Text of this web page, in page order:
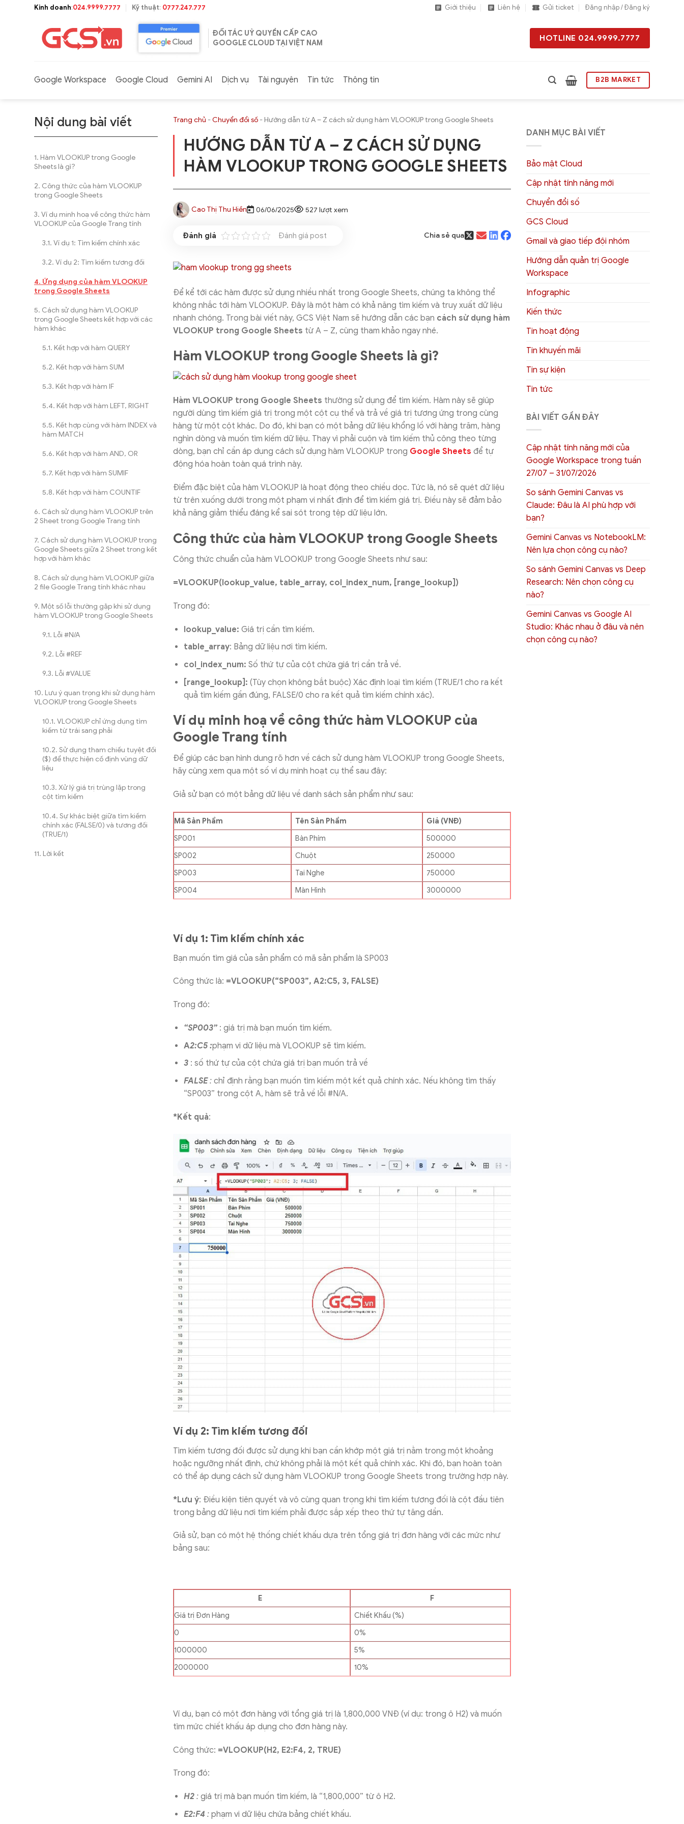
Kinh doanh:024.9999.7777 Kỹ thuật: 0777.247.777 Giới thiệu Liên hệ Gửi ticket Đăng nhập / Đăng ký
ĐỐI TÁC UỶ QUYỀN CẤP CAO
GOOGLE CLOUD TẠI VIỆT NAM
HOTLINE 024.9999.7777
Google Workspace Google Cloud Gemini AI Dịch vụ Tài nguyên Tin tức Thông tin B2B MARKET
Nội dung bài viết
Hàm VLOOKUP trong Google
Sheets là gì?
Công thức của hàm VLOOKUP
trong Google Sheets
Ví dụ minh hoạ về công thức hàm
VLOOKUP của Google Trang tính
Ví dụ 1: Tìm kiếm chính xác
Ví dụ 2: Tìm kiếm tương đối
Ứng dụng của hàm VLOOKUP
trong Google Sheets
Cách sử dụng hàm VLOOKUP
trong Google Sheets kết hợp với các
hàm khác
Kết hợp với hàm QUERY
Kết hợp với hàm SUM
Kết hợp với hàm IF
Kết hợp với hàm LEFT, RIGHT
Kết hợp cùng với hàm INDEX và
hàm MATCH
Kết hợp với hàm AND, OR
Kết hợp với hàm SUMIF
Kết hợp với hàm COUNTIF
Cách sử dụng hàm VLOOKUP trên
2 Sheet trong Google Trang tính
Cách sử dụng hàm VLOOKUP trong
Google Sheets giữa 2 Sheet trong kết
hợp với hàm khác
Cách sử dụng hàm VLOOKUP giữa
2 file Google Trang tính khác nhau
Một số lỗi thường gặp khi sử dụng
hàm VLOOKUP trong Google Sheets
Lỗi #N/A
Lỗi #REF
Lỗi #VALUE
Lưu ý quan trọng khi sử dụng hàm
VLOOKUP trong Google Sheets
VLOOKUP chỉ ứng dụng tìm
kiếm từ trái sang phải
Sử dụng tham chiếu tuyệt đối
($) để thực hiện cố định vùng dữ
liệu
Xử lý giá trị trùng lặp trong
cột tìm kiếm
Sự khác biệt giữa tìm kiếm
chính xác (FALSE/0) và tương đối
(TRUE/1)
Lời kết
Trang chủ -Chuyển đổi số-Hướng dẫn từ A – Z cách sử dụng hàm VLOOKUP trong Google Sheets
HƯỚNG DẪN TỪ A – Z CÁCH SỬ DỤNG
HÀM VLOOKUP TRONG GOOGLE SHEETS
Cao Thị Thu Hiền 06/06/2025 527 lượt xem
Đánh giá post Chia sẻ qua
Để kể tới các hàm được sử dụng nhiều nhất trong Google Sheets, chúng ta không thể
không nhắc tới hàm VLOOKUP. Đây là một hàm có khả năng tìm kiếm và truy xuất dữ liệu
nhanh chóng. Trong bài viết này, GCS Việt Nam sẽ hướng dẫn các bạn cách sử dụng hàm
VLOOKUP trong Google Sheets từ A – Z, cùng tham khảo ngay nhé.
Hàm VLOOKUP trong Google Sheets là gì?
Hàm VLOOKUP trong Google Sheets thường sử dụng để tìm kiếm. Hàm này sẽ giúp
người dùng tìm kiếm giá trị trong một cột cụ thể và trả về giá trị tương ứng trong cùng
hàng từ một cột khác. Do đó, khi bạn có một bảng dữ liệu khổng lồ với hàng trăm, hàng
nghìn dòng và muốn tìm kiếm dữ liệu. Thay vì phải cuộn và tìm kiếm thủ công theo từng
dòng, bạn chỉ cần áp dụng cách sử dụng hàm VLOOKUP trong Google Sheets để tự
động hóa hoàn toàn quá trình này.
Điểm đặc biệt của hàm VLOOKUP là hoạt động theo chiều dọc. Tức là, nó sẽ quét dữ liệu
từ trên xuống dưới trong một phạm vi nhất định để tìm kiếm giá trị. Điều này sẽ đảm bảo
khả năng giảm thiểu đáng kể sai sót trong tệp dữ liệu lớn.
Công thức của hàm VLOOKUP trong Google Sheets
Công thức chuẩn của hàm VLOOKUP trong Google Sheets như sau:
=VLOOKUP(lookup_value, table_array, col_index_num, [range_lookup])
Trong đó:
lookup_value: Giá trị cần tìm kiếm.
table_array: Bảng dữ liệu nơi tìm kiếm.
col_index_num: Số thứ tự của cột chứa giá trị cần trả về.
[range_lookup]: (Tùy chọn không bắt buộc) Xác định loại tìm kiếm (TRUE/1 cho ra kết
quả tìm kiếm gần đúng, FALSE/0 cho ra kết quả tìm kiếm chính xác).
Ví dụ minh hoạ về công thức hàm VLOOKUP của
Google Trang tính
Để giúp các bạn hình dung rõ hơn về cách sử dụng hàm VLOOKUP trong Google Sheets,
hãy cùng xem qua một số ví dụ minh hoạt cụ thể sau đây:
Giả sử bạn có một bảng dữ liệu về danh sách sản phẩm như sau:
Mã Sản Phẩm Tên Sản Phẩm
Giá (VNĐ)
SP001
Bàn Phím
500000
SP002
Chuột
250000
SP003
Tai Nghe
750000
SP004
Màn Hình 3000000
Ví dụ 1: Tìm kiếm chính xác
Bạn muốn tìm giá của sản phẩm có mã sản phẩm là SP003
Công thức là: =VLOOKUP(“SP003”, A2:C5, 3, FALSE)
Trong đó:
“SP003” : giá trị mà bạn muốn tìm kiếm.
A2:C5 :phạm vi dữ liệu mà VLOOKUP sẽ tìm kiếm.
3 : số thứ tự của cột chứa giá trị bạn muốn trả về
FALSE:chỉ định rằng bạn muốn tìm kiếm một kết quả chính xác. Nếu không tìm thấy
“SP003” trong cột A, hàm sẽ trả về lỗi #N/A.
*Kết quả:
Ví dụ 2: Tìm kiếm tương đối
Tìm kiếm tương đối được sử dụng khi bạn cần khớp một giá trị nằm trong một khoảng
hoặc ngưỡng nhất định, chứ không phải là một kết quả chính xác. Khi đó, bạn hoàn toàn
có thể áp dụng cách sử dụng hàm VLOOKUP trong Google Sheets trong trường hợp này.
*Lưu ý: Điều kiện tiên quyết và vô cùng quan trọng khi tìm kiếm tương đối là cột đầu tiên
trong bảng dữ liệu nơi tìm kiếm phải được sắp xếp theo thứ tự tăng dần.
Giả sử, bạn có một hệ thống chiết khấu dựa trên tổng giá trị đơn hàng với các mức như
bảng sau:
E
F
Giá trị Đơn Hàng
Chiết Khấu (%)
0
0%
1000000
5%
2000000
10%
Ví dụ, bạn có một đơn hàng với tổng giá trị là 1,800,000 VNĐ (ví dụ: trong ô H2) và muốn
tìm mức chiết khấu áp dụng cho đơn hàng này.
Công thức: =VLOOKUP(H2, E2:F4, 2, TRUE)
Trong đó:
H2: giá trị mà bạn muốn tìm kiếm, là “1,800,000” từ ô H2.
E2:F4 : phạm vi dữ liệu chứa bảng chiết khấu.
DANH MỤC BÀI VIẾT
Bảo mật Cloud
Cập nhật tính năng mới
Chuyển đổi số
GCS Cloud
Gmail và giao tiếp đội nhóm
Hướng dẫn quản trị Google
Workspace
Infographic
Kiến thức
Tin hoạt động
Tin khuyến mãi
Tin sự kiện
Tin tức
BÀI VIẾT GẦN ĐÂY
Cập nhật tính năng mới của
Google Workspace trong tuần
27/07 – 31/07/2026
So sánh Gemini Canvas vs
Claude: Đâu là AI phù hợp với
bạn?
Gemini Canvas vs NotebookLM:
Nên lựa chọn công cụ nào?
So sánh Gemini Canvas vs Deep
Research: Nên chọn công cụ
nào?
Gemini Canvas vs Google AI
Studio: Khác nhau ở đâu và nên
chọn công cụ nào?